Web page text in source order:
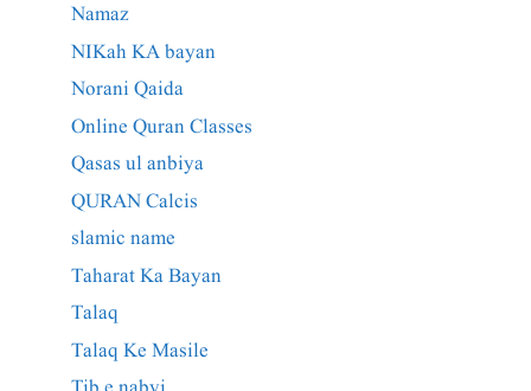
Namaz
NIKah KA bayan
Norani Qaida
Online Quran Classes
Qasas ul anbiya
QURAN Calcis
slamic name
Taharat Ka Bayan
Talaq
Talaq Ke Masile